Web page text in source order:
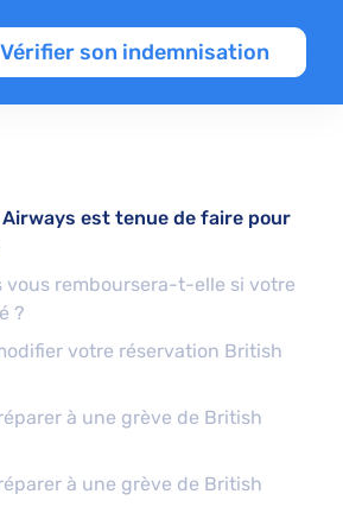
Vérifier son indemnisation
est tenue de faire pour
vous remboursera-t-elle si votre
?
votre réservation British
à une grève de British
à une grève de British